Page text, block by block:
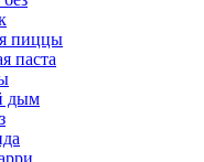
пиццы
паста
дым